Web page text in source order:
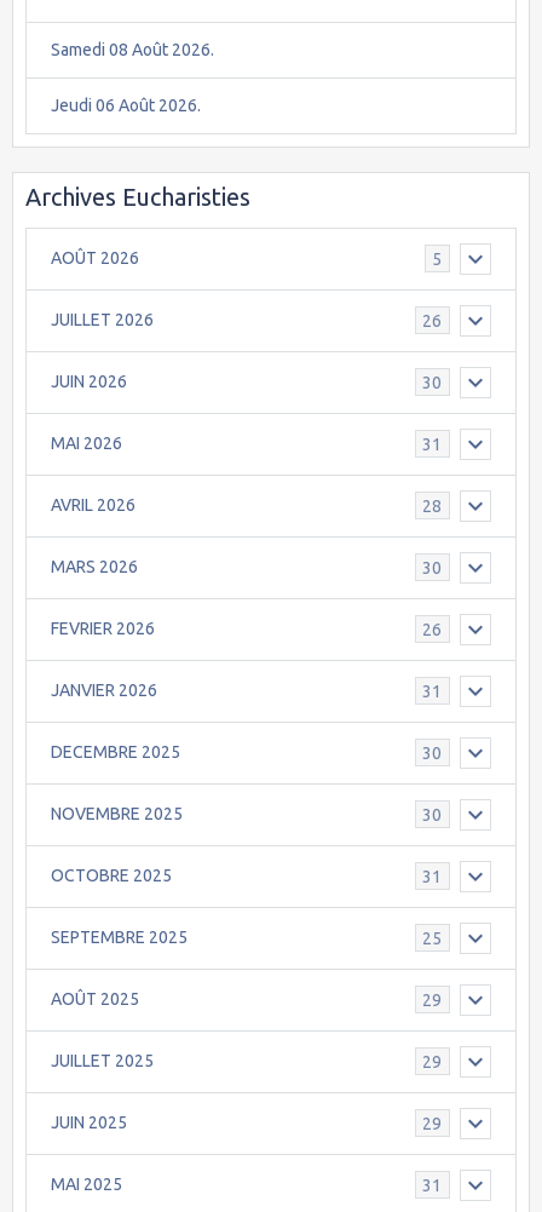
Samedi 08 Août 2026.
Jeudi 06 Août 2026.
Archives Eucharisties
AOÛT 2026 5
JUILLET 2026 26
JUIN 2026 30
MAI 2026 31
AVRIL 2026 28
MARS 2026 30
FEVRIER 2026 26
JANVIER 2026 31
DECEMBRE 2025 30
NOVEMBRE 2025 30
OCTOBRE 2025 31
SEPTEMBRE 2025 25
AOÛT 2025 29
JUILLET 2025 29
JUIN 2025 29
MAI 2025 31